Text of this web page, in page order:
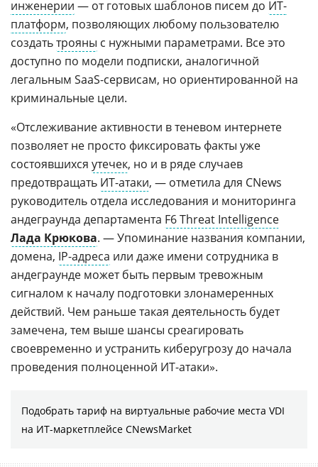
инженерии — от готовых шаблонов писем до ИТ-
платформ, позволяющих любому пользователю
создатьтрояны с нужными параметрами. Все это
доступно по модели подписки, аналогичной
легальным SaaS-сервисам, но ориентированной на
криминальные цели.
«Отслеживание активности в теневом интернете
позволяет не просто фиксировать факты уже
состоявшихся утечек, но и в ряде случаев
предотвращать ИТ-атаки, — отметила для CNews
руководитель отдела исследования и мониторинга
андеграунда департамента F6 Threat Intelligence
Лада Крюкова. — Упоминание названия компании,
домена, IP-адреса или даже имени сотрудника в
андеграунде может быть первым тревожным
сигналом к началу подготовки злонамеренных
действий. Чем раньше такая деятельность будет
замечена, тем выше шансы среагировать
своевременно и устранить киберугрозу до начала
проведения полноценной ИТ-атаки».
Подобрать тариф на виртуальные рабочие места VDI
на ИТ-маркетплейсе CNewsMarket